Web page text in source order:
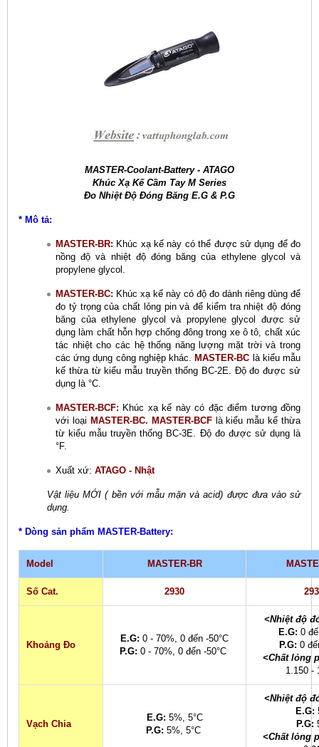
MASTER-Coolant-Battery - ATAGO
Khúc Xạ Kế Cầm Tay M Series
Đo Nhiệt Độ Đóng Băng E.G & P.G
* Mô tả:
MASTER-BR: Khúc xạ kế này có thể được sử dụng để đo
nồng độ và nhiệt độ đóng băng của ethylene glycol và
propylene glycol.
MASTER-BC: Khúc xạ kế này có độ đo dành riêng dùng để
đo tỷ trọng của chất lỏng pin và để kiểm tra nhiệt độ đóng
băng của ethylene glycol và propylene glycol được sử
dụng làm chất hỗn hợp chống đông trong xe ô tô, chất xúc
tác nhiệt cho các hệ thống năng lượng mặt trời và trong
các ứng dụng công nghiệp khác. MASTER-BC là kiểu mẫu
kế thừa từ kiểu mẫu truyền thống BC-2E. Độ đo được sử
dụng là °C.
MASTER-BCF: Khúc xạ kế này có đặc điểm tương đồng
với loại MASTER-BC. MASTER-BCFlà kiểu mẫu kế thừa
từ kiểu mẫu truyền thống BC-3E. Độ đo được sử dụng là
°F.
Xuất xứ: ATAGO - Nhật
Vật liệu MỚI ( bền với mẫu mặn và acid) được đưa vào sử
dụng.
* Dòng sản phẩm MASTER-Battery:
Model MASTER-BR
Số Cat. 2930
Khoảng Đo
E.G: 0 - 70%, 0 đến -50°C
P.G: 0 - 70%, 0 đến -50°C
<Nhiệt độ
E.G: 0
P.G: 0
<Chất lỏng
1.150 -
Vạch Chia
E.G: 5%, 5°C
P.G: 5%, 5°C
<Nhiệt độ
E.G:
P.G:
<Chất lỏng